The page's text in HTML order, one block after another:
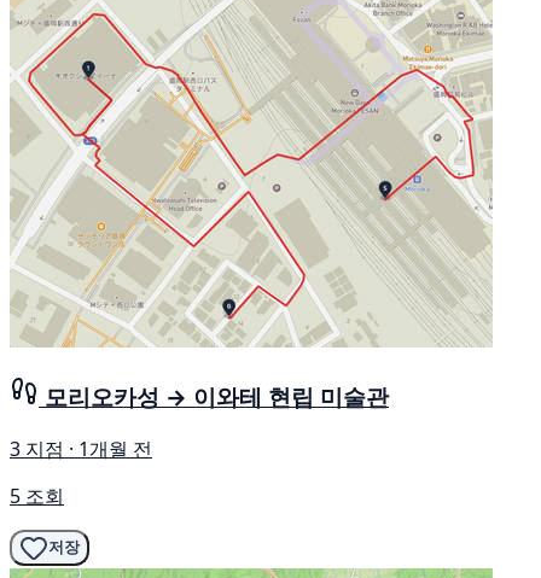
모리오카성 → 이와테 현립 미술관
3 지점 · 1개월 전
5 조회
저장